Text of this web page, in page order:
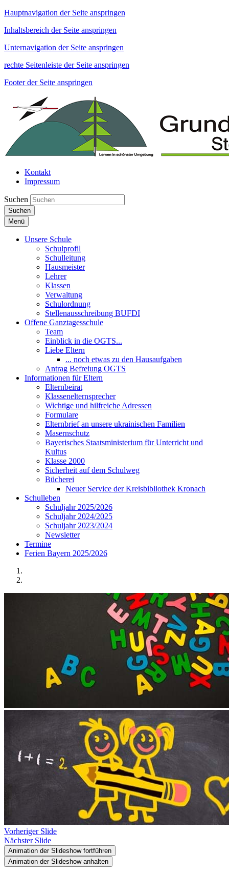
Hauptnavigation der Seite anspringen
Inhaltsbereich der Seite anspringen
Unternavigation der Seite anspringen
rechte Seitenleiste der Seite anspringen
Footer der Seite anspringen
Kontakt
Impressum
Suchen
Suchen
Menü
Unsere Schule
Schulprofil
Schulleitung
Hausmeister
Lehrer
Klassen
Verwaltung
Schulordnung
Stellenausschreibung BUFDI
Offene Ganztagesschule
Team
Einblick in die OGTS...
Liebe Eltern
... noch etwas zu den Hausaufgaben
Antrag Befreiung OGTS
Informationen für Eltern
Elternbeirat
Klassenelternsprecher
Wichtige und hilfreiche Adressen
Formulare
Elternbrief an unsere ukrainischen Familien
Masernschutz
Bayerisches Staatsministerium für Unterricht und
Kultus
Klasse 2000
Sicherheit auf dem Schulweg
Bücherei
Neuer Service der Kreisbibliothek Kronach
Schulleben
Schuljahr 2025/2026
Schuljahr 2024/2025
Schuljahr 2023/2024
Newsletter
Termine
Ferien Bayern 2025/2026
Vorheriger Slide
Nächster Slide
Animation der Slideshow fortführen
Animation der Slideshow anhalten